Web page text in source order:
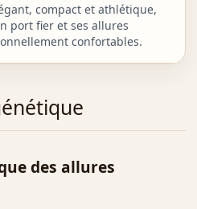
compact et athlétique,
port fier et ses allures
confortables.
des allures